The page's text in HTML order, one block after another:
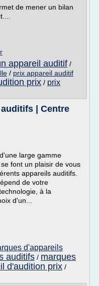
de mener un bilan
appareil auditif /
/ prix appareil auditif
prix / prix
| Centre
large gamme
font un plaisir de vous
appareils auditifs.
de votre
à la
d'un...
d'appareils
auditifs / marques
d'audition prix /